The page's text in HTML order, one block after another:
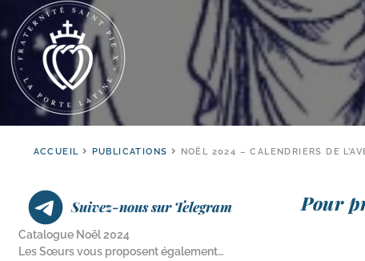
ACCUEIL PUBLICATIONS NOËL 2024 – CALENDRIERS DE
Suivez-nous sur Telegram
Catalogue Noël 2024
Les Sœurs vous proposent également…
Pour